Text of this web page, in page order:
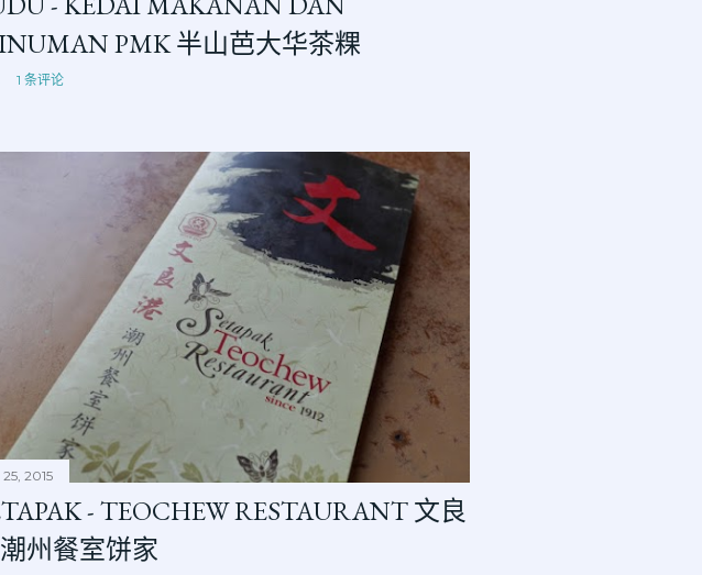
PMK 半山芭大华茶粿
1 条评论
25, 2015
- TEOCHEW RESTAURANT 文良
州餐室饼家